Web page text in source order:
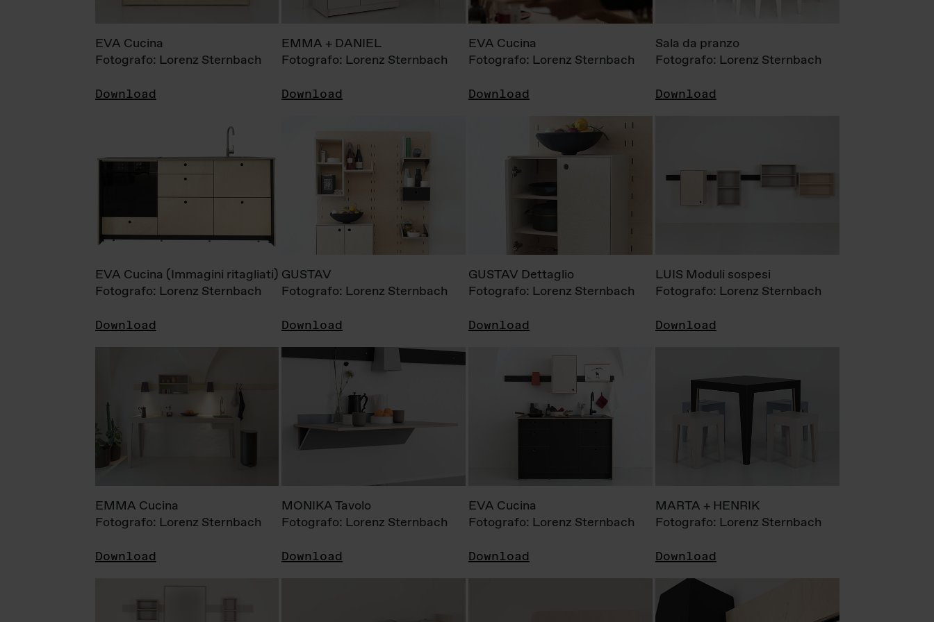
EVA Cucina
Fotografo: Lorenz Sternbach
Download
EMMA + DANIEL
Fotografo: Lorenz Sternbach
Download
EVA Cucina
Fotografo: Lorenz Sternbach
Download
Sala da pranzo
Fotografo: Lorenz Sternbach
Download
EVA Cucina (Immagini ritagliati)
Fotografo: Lorenz Sternbach
Download
GUSTAV
Fotografo: Lorenz Sternbach
Download
GUSTAV Dettaglio
Fotografo: Lorenz Sternbach
Download
LUIS Moduli sospesi
Fotografo: Lorenz Sternbach
Download
EMMA Cucina
Fotografo: Lorenz Sternbach
Download
MONIKA Tavolo
Fotografo: Lorenz Sternbach
Download
EVA Cucina
Fotografo: Lorenz Sternbach
Download
MARTA + HENRIK
Fotografo: Lorenz Sternbach
Download